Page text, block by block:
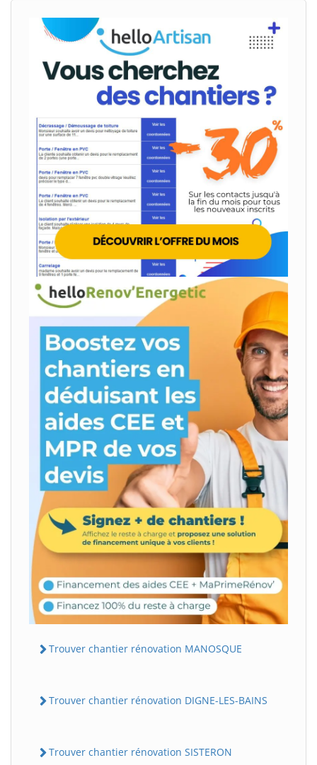
Trouver chantier rénovation MANOSQUE
Trouver chantier rénovation DIGNE-LES-BAINS
Trouver chantier rénovation SISTERON